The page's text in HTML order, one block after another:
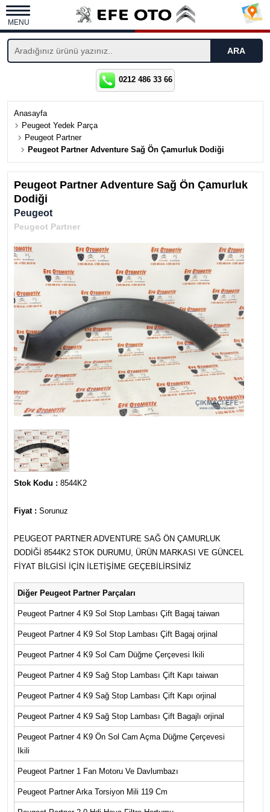
MENU
0212 486 33 66
Anasayfa
Peugeot Yedek Parça
Peugeot Partner
Peugeot Partner Adventure Sağ Ön Çamurluk Dodiği
Peugeot Partner Adventure Sağ Ön Çamurluk
Dodiği
Peugeot
Peugeot Partner
Stok Kodu : 8544K2
Fiyat : Sorunuz
PEUGEOT PARTNER ADVENTURE SAĞ ÖN ÇAMURLUK
DODİĞİ 8544K2 STOK DURUMU, ÜRÜN MARKASI VE GÜNCEL
FİYAT BİLGİSİ İÇİN İLETİŞİME GEÇEBİLİRSİNİZ
Diğer Peugeot Partner Parçaları
Peugeot Partner 4 K9 Sol Stop Lambası Çift Bagaj taiwan
Peugeot Partner 4 K9 Sol Stop Lambası Çift Bagaj orjinal
Peugeot Partner 4 K9 Sol Cam Düğme Çerçevesi Ikili
Peugeot Partner 4 K9 Sağ Stop Lambası Çift Kapı taiwan
Peugeot Partner 4 K9 Sağ Stop Lambası Çift Kapı orjinal
Peugeot Partner 4 K9 Sağ Stop Lambası Çift Bagajlı orjinal
Peugeot Partner 4 K9 Ön Sol Cam Açma Düğme Çerçevesi
Ikili
Peugeot Partner 1 Fan Motoru Ve Davlumbazı
Peugeot Partner Arka Torsiyon Mili 119 Cm